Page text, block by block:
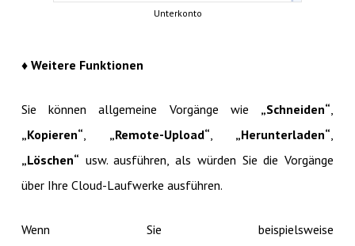
Unterkonto
♦ Weitere Funktionen
Sie können allgemeine Vorgänge wie „Schneiden“,
„Kopieren“, „Remote-Upload“, „Herunterladen“,
„Löschen“ usw. ausführen, als würden Sie die Vorgänge
über Ihre Cloud-Laufwerke ausführen.
Wenn Sie beispielsweise